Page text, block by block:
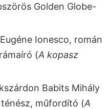
Golden Globe-
Ionesco, román
(A kopasz
Babits Mihály
műfordító (A